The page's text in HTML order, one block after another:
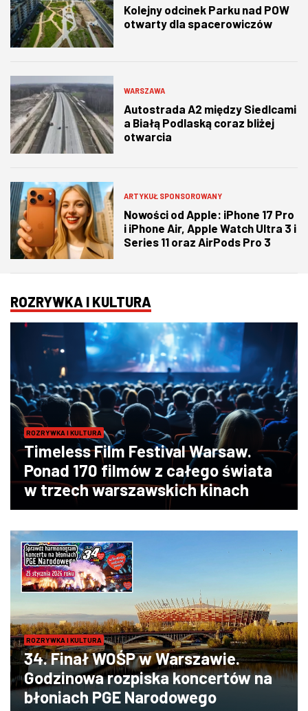
Kolejny odcinek Parku nad POW
otwarty dla spacerowiczów
WARSZAWA
Autostrada A2 między Siedlcami
a Białą Podlaską coraz bliżej
otwarcia
ARTYKUŁ SPONSOROWANY
Nowości od Apple: iPhone 17 Pro
i iPhone Air, Apple Watch Ultra 3 i
Series 11 oraz AirPods Pro 3
ROZRYWKA I KULTURA
ROZRYWKA I KULTURA
Timeless Film Festival Warsaw.
Ponad 170 filmów z całego świata
w trzech warszawskich kinach
ROZRYWKA I KULTURA
34. Finał WOŚP w Warszawie.
Godzinowa rozpiska koncertów na
błoniach PGE Narodowego